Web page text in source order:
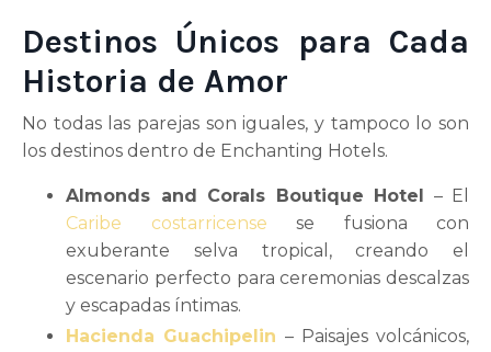
Destinos Únicos para Cada
Historia de Amor
No todas las parejas son iguales, y tampoco lo son
los destinos dentro de Enchanting Hotels.
Almonds and Corals Boutique Hotel – El
Caribe costarricense se fusiona con
exuberante selva tropical, creando el
escenario perfecto para ceremonias descalzas
y escapadas íntimas.
Hacienda Guachipelin – Paisajes volcánicos,